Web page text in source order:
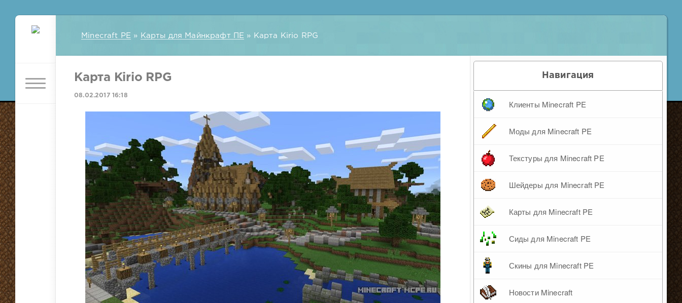
Minecraft PE » Карты для Майнкрафт ПЕ » Карта Kirio RPG
Карта Kirio RPG
08.02.2017 16:18
Навигация
Клиенты Minecraft PE
Моды для Minecraft PE
Текстуры для Minecraft PE
Шейдеры для Minecraft PE
Карты для Minecraft PE
Сиды для Minecraft PE
Скины для Minecraft PE
Новости Minecraft